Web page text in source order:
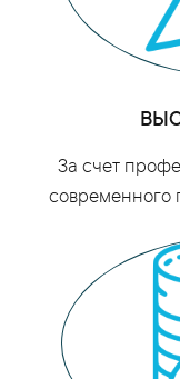
За счет
современного